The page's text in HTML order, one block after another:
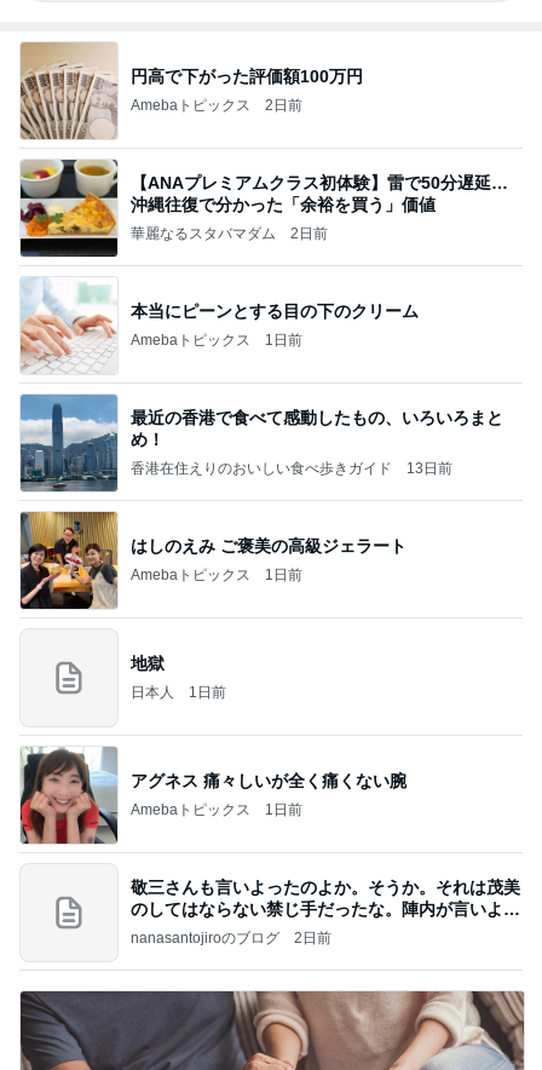
円高で下がった評価額100万円
Amebaトピックス 2日前
【ANAプレミアムクラス初体験】雷で50分遅延…
沖縄往復で分かった「余裕を買う」価値
華麗なるスタバマダム 2日前
本当にピーンとする目の下のクリーム
Amebaトピックス 1日前
最近の香港で食べて感動したもの、いろいろまと
め！
香港在住えりのおいしい食べ歩きガイド 13日前
はしのえみ ご褒美の高級ジェラート
Amebaトピックス 1日前
地獄
日本人 1日前
アグネス 痛々しいが全く痛くない腕
Amebaトピックス 1日前
敬三さんも言いよったのよか。そうか。それは茂美
のしてはならない禁じ手だったな。陣内が言いよる
のよ
nanasantojiroのブログ 2日前